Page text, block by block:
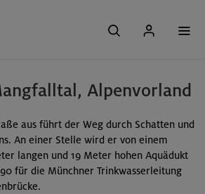
Alpenvorland
aus führt der Weg durch Schatten und
An einer Stelle wird er von einem
langen und 19 Meter hohen Aquädukt
für die Münchner Trinkwasserleitung